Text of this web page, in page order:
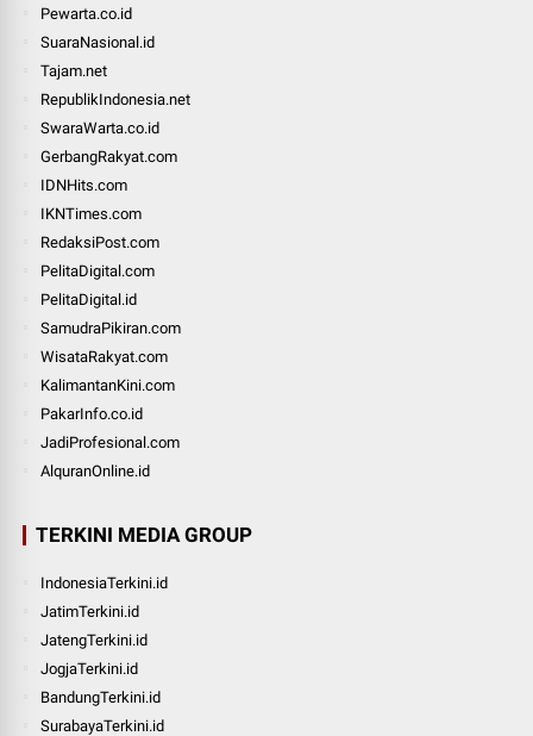
Pewarta.co.id
SuaraNasional.id
Tajam.net
RepublikIndonesia.net
SwaraWarta.co.id
GerbangRakyat.com
IDNHits.com
IKNTimes.com
RedaksiPost.com
PelitaDigital.com
PelitaDigital.id
SamudraPikiran.com
WisataRakyat.com
KalimantanKini.com
PakarInfo.co.id
JadiProfesional.com
AlquranOnline.id
TERKINI MEDIA GROUP
IndonesiaTerkini.id
JatimTerkini.id
JatengTerkini.id
JogjaTerkini.id
BandungTerkini.id
SurabayaTerkini.id